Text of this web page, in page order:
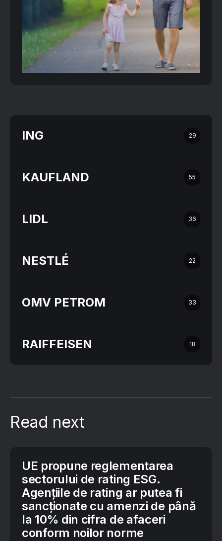
ING 29
KAUFLAND 55
LIDL 36
NESTLÉ 22
OMV PETROM 33
RAIFFEISEN 18
Read next
UE propune reglementarea
sectorului de rating ESG.
Agențiile de rating ar putea fi
sancționate cu amenzi de până
la 10% din cifra de afaceri
conform noilor norme